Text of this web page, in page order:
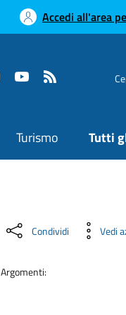
Accedi all'area
Turismo Tutti
Condividi Vedi
Argomenti: